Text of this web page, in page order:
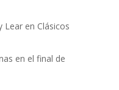
Lear en Clásicos
en el final de